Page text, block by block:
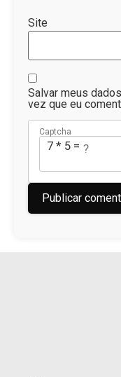
Site
Salvar meus
vez que eu
Captcha
7 * 5 = ?